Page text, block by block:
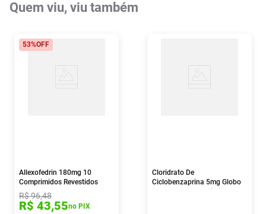
Quem viu, viu também
53%OFF
Allexofedrin 180mg 10
Comprimidos Revestidos
R$96,48
R$ 43,55no PIX
Cloridrato De
Ciclobenzaprina 5mg Globo